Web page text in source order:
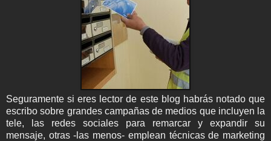
Seguramente si eres lector de este blog habrás notado que
escribo sobre grandes campañas de medios que incluyen la
tele, las redes sociales para remarcar y expandir su
mensaje, otras -las menos- emplean técnicas de marketing